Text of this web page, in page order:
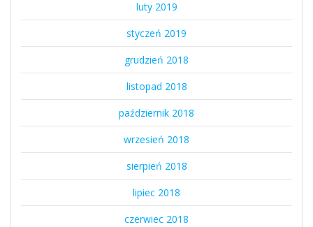
luty 2019
styczeń 2019
grudzień 2018
listopad 2018
październik 2018
wrzesień 2018
sierpień 2018
lipiec 2018
czerwiec 2018